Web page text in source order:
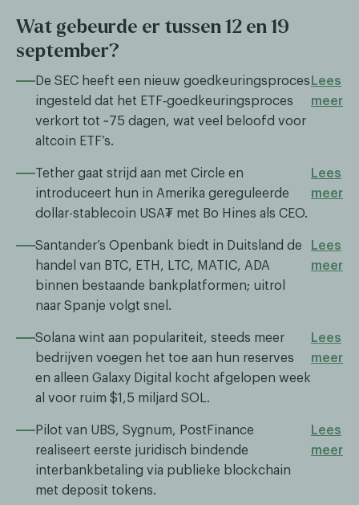
Wat gebeurde er tussen 12 en 19
september?
De SEC heeft een nieuw goedkeuringsproces
ingesteld dat het ETF‑goedkeuringsproces
verkort tot ~75 dagen, wat veel beloofd voor
altcoin ETF’s.
Lees
meer
Tether gaat strijd aan met Circle en
introduceert hun in Amerika gereguleerde
dollar-stablecoin USA₮ met Bo Hines als CEO.
Lees
meer
Santander’s Openbank biedt in Duitsland de
handel van BTC, ETH, LTC, MATIC, ADA
binnen bestaande bankplatformen; uitrol
naar Spanje volgt snel.
Lees
meer
Solana wint aan populariteit, steeds meer
bedrijven voegen het toe aan hun reserves
en alleen Galaxy Digital kocht afgelopen week
al voor ruim $1,5 miljard SOL.
Lees
meer
Pilot van UBS, Sygnum, PostFinance
realiseert eerste juridisch bindende
interbankbetaling via publieke blockchain
met deposit tokens.
Lees
meer